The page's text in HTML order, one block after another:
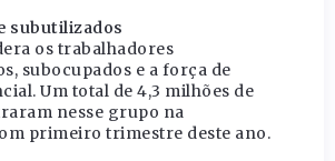
subutilizados
os trabalhadores
subocupados e a força de
Um total de 4,3 milhões de
nesse grupo na
primeiro trimestre deste ano.